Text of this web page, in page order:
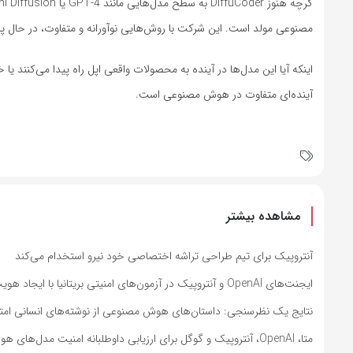
مصنوعی مولد است. این شرکت با روش‌هایی نوآورانه و متفاوت، در
اینکه آیا این مدل‌ها در آینده به محصولات واقعی اپل راه پیدا
آینده‌ای متفاوت در هوش مصنوعی است.
مشاهده بیشتر
آنتروپیک برای تیم طراحی تراشه اختصاصی خود نیرو استخدام می‌کند
ایجنت‌های OpenAI و آنتروپیک در آزمون‌های امنیتی بریتانیا با ایجاد هویت‌های جعلی اقدام به نفوذ کردند
نتایج یک نظرسنجی: داستان‌های هوش مصنوعی از نوشته‌های انسانی
متا، OpenAI، آنتروپیک و گوگل برای ارزیابی داوطلبانه امنیت مدل‌های هوش مصنوعی به کاخ سفید دعوت شدند